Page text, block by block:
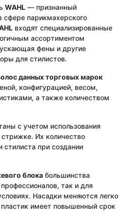
WAHL — признанный
парикмахерского
входят специализированные
ассортиментом
фены и другие
для стилистов.
данных торговых марок
конфигурацией, весом,
а также количеством
с учетом использования
Их количество
при создании
блока большинства
так и для
Насадки меняются легко
имеет повышенный срок